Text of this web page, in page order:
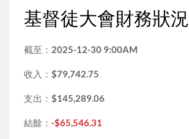
基督徒大會財務狀況
截至： 2025-12-30 9:00AM
收入：$79,742.75
支出：$145,289.06
結餘：-$65,546.31